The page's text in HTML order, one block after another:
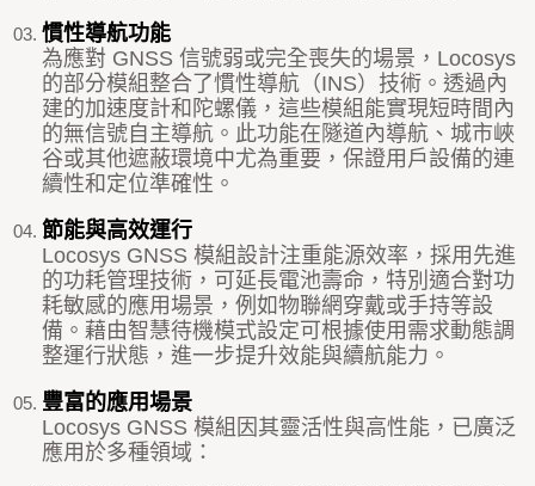
慣性導航功能
為應對 GNSS 信號弱或完全喪失的場景， Locosys
的部分模組整合了慣性導航（INS）技術。透過內
建的加速度計和陀螺儀，這些模組能實現短時間內
的無信號自主導航。此功能在隧道內導航、城市峽
谷或其他遮蔽環境中尤為重要，保證用戶設備的連
續性和定位準確性。
節能與高效運行
Locosys GNSS 模組設計注重能源效率，採用先進
的功耗管理技術，可延長電池壽命，特別適合對功
耗敏感的應用場景，例如物聯網穿戴或手持等設
備。藉由智慧待機模式設定可根據使用需求動態調
整運行狀態，進一步提升效能與續航能力。
豐富的應用場景
Locosys GNSS 模組因其靈活性與高性能，已廣泛
應用於多種領域：